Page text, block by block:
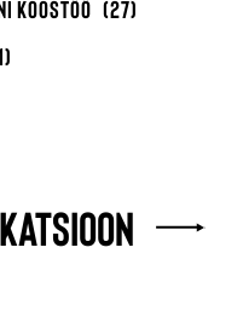
KOOSTÖÖ (27)